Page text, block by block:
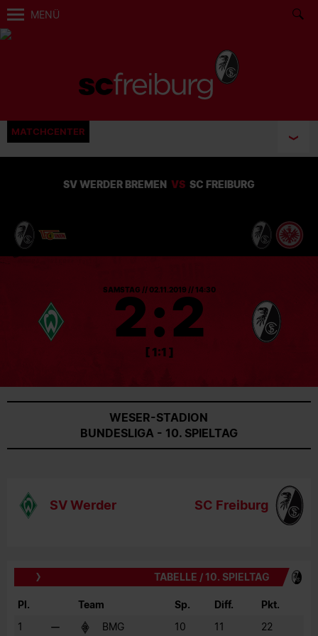
MENÜ
MATCHCENTER
SV WERDER BREMEN VS SC FREIBURG
SAMSTAG // 02.11.2019 // 14:30
2:2
[ 1:1 ]
WESER-STADION
BUNDESLIGA - 10. SPIELTAG
SV Werder SC Freiburg
TABELLE / 10. SPIELTAG
Pl. Team Sp. Diff.
Pkt.
1
BMG 10 11
22